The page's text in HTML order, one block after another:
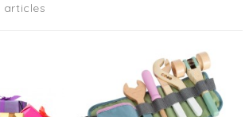
articles